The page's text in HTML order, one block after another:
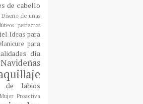
de cabello
Diseño de uñas
perfectos
Ideas para
para
día
de labios
Mujer Proactiva